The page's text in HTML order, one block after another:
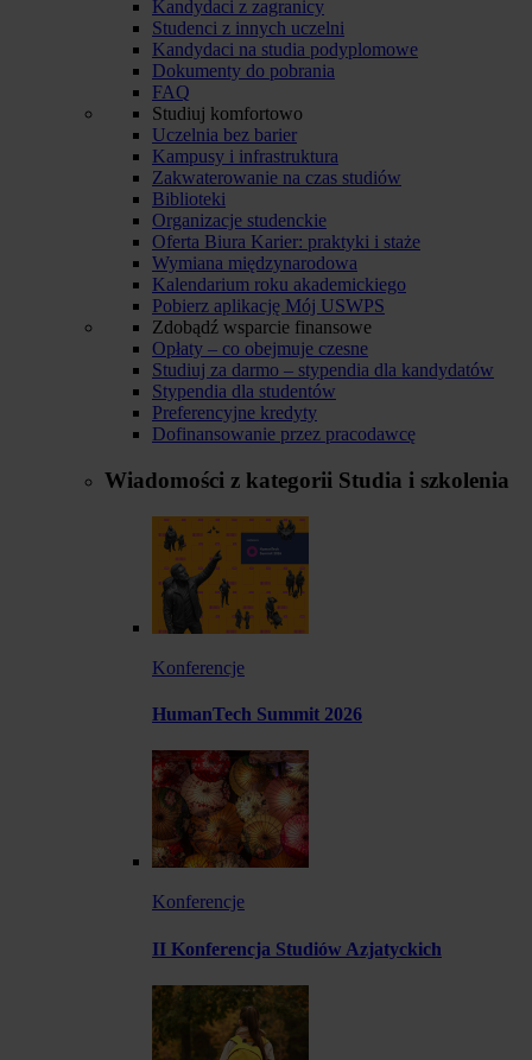
Kandydaci z zagranicy
Studenci z innych uczelni
Kandydaci na studia podyplomowe
Dokumenty do pobrania
FAQ
Studiuj komfortowo
Uczelnia bez barier
Kampusy i infrastruktura
Zakwaterowanie na czas studiów
Biblioteki
Organizacje studenckie
Oferta Biura Karier: praktyki i staże
Wymiana międzynarodowa
Kalendarium roku akademickiego
Pobierz aplikację Mój USWPS
Zdobądź wsparcie finansowe
Opłaty – co obejmuje czesne
Studiuj za darmo – stypendia dla kandydatów
Stypendia dla studentów
Preferencyjne kredyty
Dofinansowanie przez pracodawcę
Wiadomości z kategorii Studia i szkolenia
Konferencje
HumanTech Summit 2026
Konferencje
II Konferencja Studiów Azjatyckich